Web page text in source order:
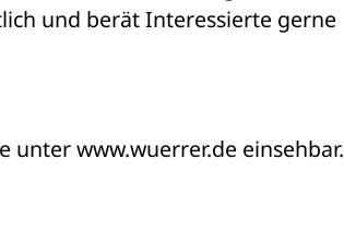
und berät Interessierte gerne
unter www.wuerrer.de einsehbar.